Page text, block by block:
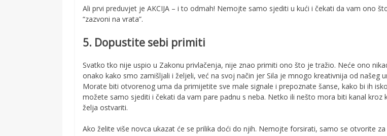
Ali prvi preduvjet je AKCIJA – i to odmah! Nemojte samo sjediti u kući i čekati da vam ono
“zazvoni na vrata”.
5. Dopustite sebi primiti
Svatko tko nije uspio u Zakonu privlačenja, nije znao primiti ono što je tražio. Neće ono
onako kako smo zamišljali i željeli, već na svoj način jer Sila je mnogo kreativnija od našeg
Morate biti otvorenog uma da primijetite sve male signale i prepoznate šanse, kako bi ih
možete samo sjediti i čekati da vam pare padnu s neba. Netko ili nešto mora biti kanal kroz
želja ostvariti.
Ako želite više novca ukazat će se prilika doći do njih. Nemojte forsirati, samo se otvorite za